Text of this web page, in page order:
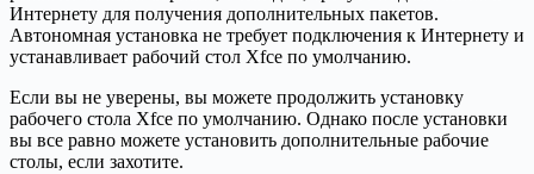
Интернету для получения дополнительных пакетов.
Автономная установка не требует подключения к Интернету и
устанавливает рабочий стол Xfce по умолчанию.
Если вы не уверены, вы можете продолжить установку
рабочего стола Xfce по умолчанию. Однако после установки
вы все равно можете установить дополнительные рабочие
столы, если захотите.